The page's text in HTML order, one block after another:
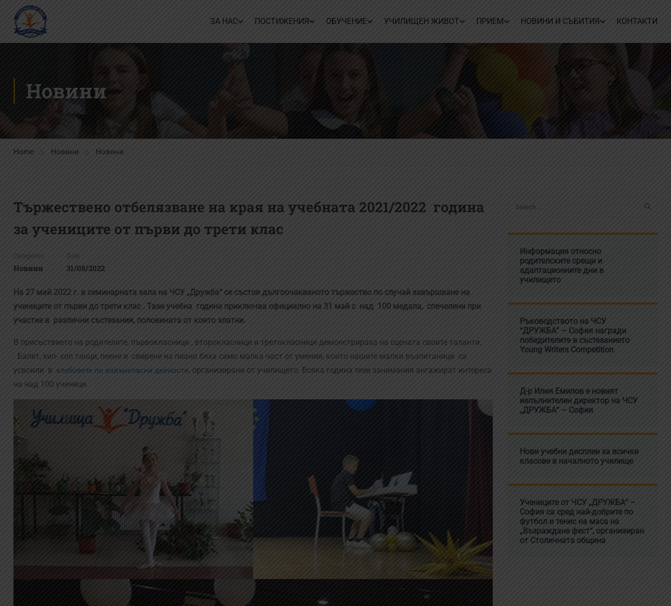
ЗА НАС ПОСТИЖЕНИЯ ОБУЧЕНИЕ УЧИЛИЩЕН ЖИВОТ ПРИЕМ НОВИНИ И СЪБИТИЯ КОНТАКТИ
Новини
Home Новини Новини
Тържествено отбелязване на края на учебната 2021/2022 година
за учениците от първи до трети клас
Categories
Новини
Date
31/05/2022
На 27 май 2022 г. в семинарната зала на ЧСУ „Дружба“ се състоя дългоочакваното тържество по случай завършване на
учениците от първи до трети клас . Тази учебна година приключва официално на 31 май с над 100 медала, спечелени при
участие в различни състезания, половината от които златни.
В присъствието на родителите, първокласници , второкласници и третокласници демонстрираха на сцената своите таланти.
Балет, хип- хоп танци, пеене и свирене на пиано бяха само малка част от умения, които нашите малки възпитаници са
усвоили в клубовете по извънкласни дейности, организирани от училището. Всяка година тези занимания ангажират интереса
на над 100 ученици.
Информация относно
родителските срещи и
адаптационните дни в
училището
Ръководството на ЧСУ
“ДРУЖБА” – София награди
победителите в състезанието
Young Writers Competition
Д-р Илия Емилов е новият
изпълнителен директор на ЧСУ
„ДРУЖБА“ – София
Нови учебни дисплеи за всички
класове в началното училище
Учениците от ЧСУ „ДРУЖБА“ –
София са сред най-добрите по
футбол и тенис на маса на
„Възраждане фест“, организиран
от Столичната община